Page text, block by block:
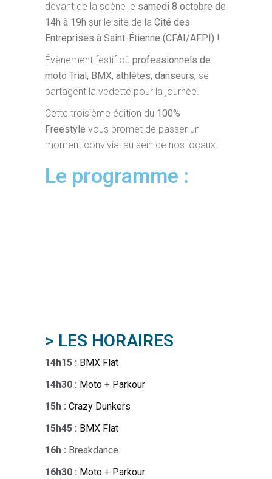
devant de la scène le samedi 8 octobre de
14h à 19h sur le site de la Cité des
Entreprises à Saint-Étienne (CFAI/AFPI) !
Évènement festif où professionnels de
moto Trial, BMX, athlètes, danseurs, se
partagent la vedette pour la journée.
Cette troisième édition du 100%
Freestyle vous promet de passer un
moment convivial au sein de nos locaux.
Le programme :
> LES HORAIRES
14h15 : BMX Flat
14h30 : Moto + Parkour
15h : Crazy Dunkers
15h45 : BMX Flat
16h : Breakdance
16h30 : Moto + Parkour